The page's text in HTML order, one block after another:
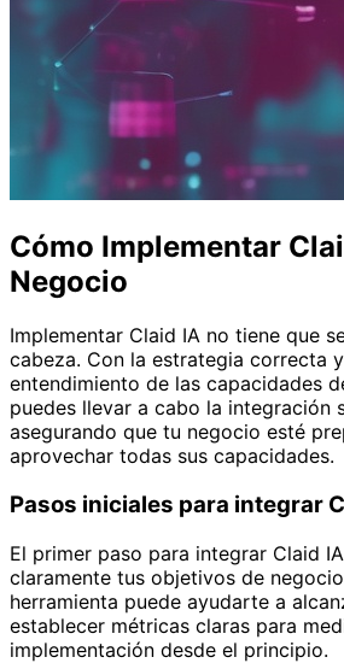
Cómo Implementar
Negocio
Implementar Claid IA no tiene que
cabeza. Con la estrategia correcta
entendimiento de las capacidades
puedes llevar a cabo la integración
asegurando que tu negocio esté
aprovechar todas sus capacidades.
Pasos iniciales para integrar
El primer paso para integrar Claid
claramente tus objetivos de
herramienta puede ayudarte a
establecer métricas claras para
implementación desde el principio.